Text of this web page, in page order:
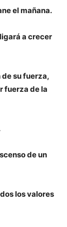
el mañana.
a crecer
de su fuerza,
fuerza de la
de un
los valores